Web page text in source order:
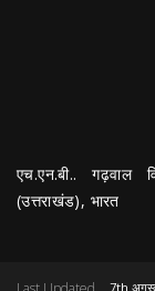
एच.एन.बी.. गढ़वाल
(उत्तराखंड), भारत
7th